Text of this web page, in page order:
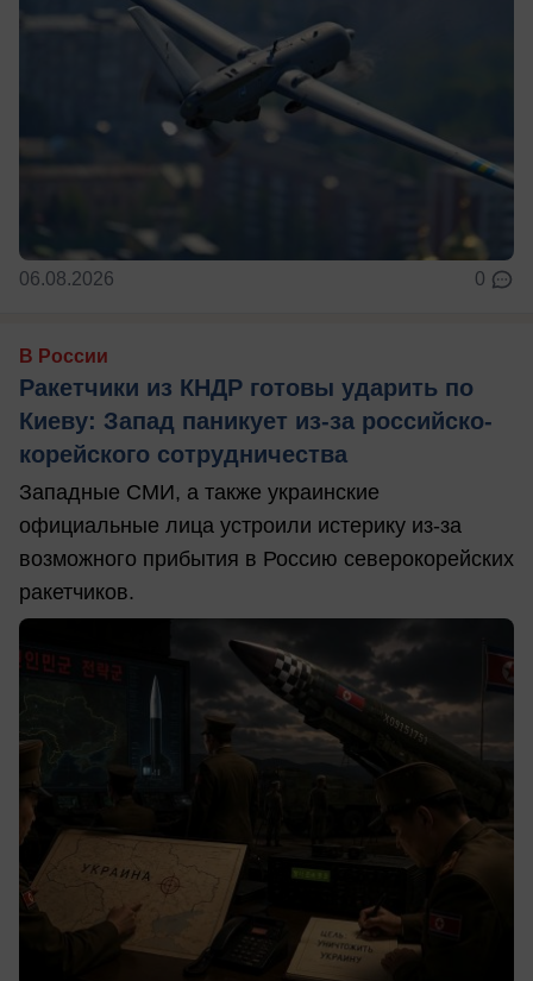
06.08.2026 0
В России
Ракетчики из КНДР готовы ударить по
Киеву: Запад паникует из-за российско-
корейского сотрудничества
Западные СМИ, а также украинские
официальные лица устроили истерику из-за
возможного прибытия в Россию северокорейских
ракетчиков.